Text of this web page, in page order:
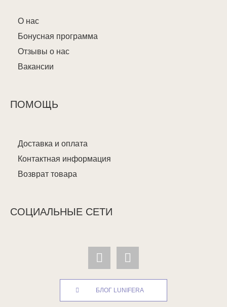
О нас
Бонусная программа
Отзывы о нас
Вакансии
ПОМОЩЬ
Доставка и оплата
Контактная информация
Возврат товара
СОЦИАЛЬНЫЕ СЕТИ
БЛОГ LUNIFERA